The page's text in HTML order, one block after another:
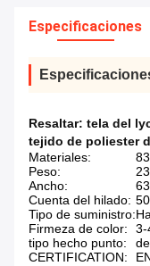
Especificaciones
Resaltar: tela del
tejido de poliester
Materiales:
Peso:
Ancho:
Cuenta del hilado:
Tipo de suministro:
Firmeza de color:
3-
tipo hecho punto:
CERTIFICATION: